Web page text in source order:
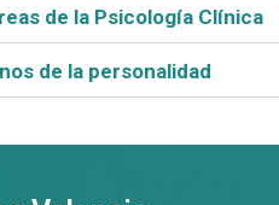
de la Psicología Clínica
de la personalidad